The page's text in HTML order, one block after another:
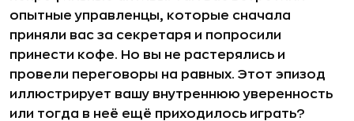
опытные управленцы, которые сначала
приняли вас за секретаря и попросили
принести кофе. Но вы не растерялись и
провели переговоры на равных. Этот эпизод
иллюстрирует вашу внутреннюю уверенность
или тогда в неё ещё приходилось играть?